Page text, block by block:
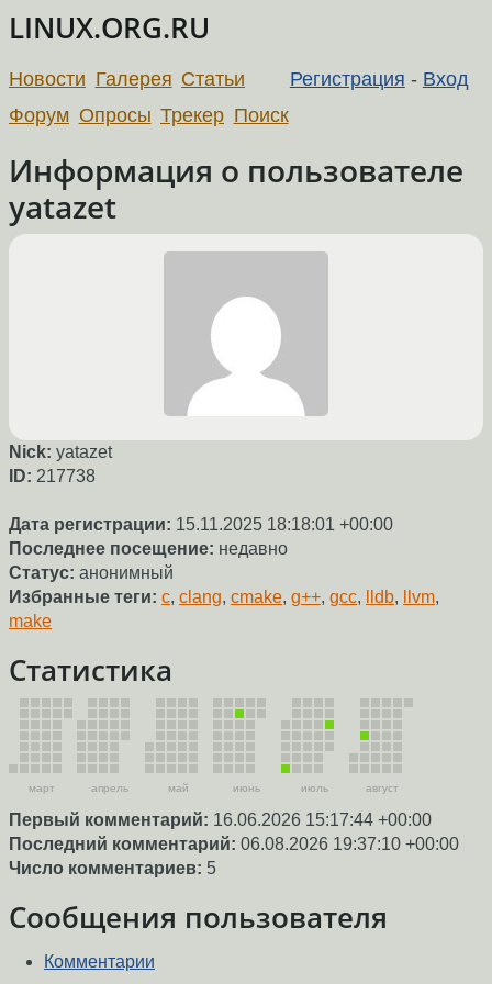
LINUX.ORG.RU
Регистрация - Вход
Новости Галерея Статьи
Форум Опросы Трекер Поиск
Информация о пользователе
yatazet
Nick: yatazet
ID: 217738
Дата регистрации: 15.11.2025 18:18:01 +00:00
Последнее посещение: недавно
Статус: анонимный
Избранные теги: c, clang, cmake, g++, gcc, lldb, llvm,
make
Статистика
март апрель май июнь июль август
Первый комментарий: 16.06.2026 15:17:44 +00:00
Последний комментарий: 06.08.2026 19:37:10 +00:00
Число комментариев: 5
Сообщения пользователя
Комментарии